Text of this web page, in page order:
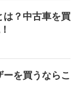
は？中古車を買
を買うならこ